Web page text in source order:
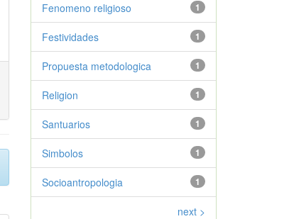
1
Fenomeno religioso
1
Festividades
1
Propuesta metodologica
1
Religion
1
Santuarios
1
Simbolos
1
Socioantropologia
next >